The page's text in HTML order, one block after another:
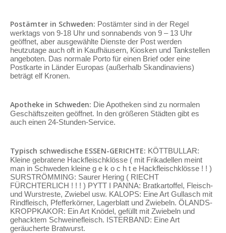
Postämter in Schweden: Postämter sind in der Regel
werktags von 9-18 Uhr und sonnabends von 9 – 13 Uhr
geöffnet, aber ausgewählte Dienste der Post werden
heutzutage auch oft in Kaufhäusern, Kiosken und Tankstellen
angeboten. Das normale Porto für einen Brief oder eine
Postkarte in Länder Europas (außerhalb Skandinaviens)
beträgt elf Kronen.
Apotheke in Schweden: Die Apotheken sind zu normalen
Geschäftszeiten geöffnet. In den größeren Städten gibt es
auch einen 24-Stunden-Service.
Typisch schwedische ESSEN-GERICHTE: KÖTTBULLAR:
Kleine gebratene Hackfleischklösse ( mit Frikadellen meint
man in Schweden kleine g e k o c h t e Hackfleischklösse ! ! )
SURSTRÖMMING: Saurer Hering ( RIECHT
FÜRCHTERLICH ! ! ! ) PYTT I PANNA: Bratkartoffel, Fleisch-
und Wurstreste, Zwiebel usw. KALOPS: Eine Art Gullasch mit
Rindfleisch, Pfefferkörner, Lagerblatt und Zwiebeln. ÖLANDS-
KROPPKAKOR: Ein Art Knödel, gefüllt mit Zwiebeln und
gehacktem Schweinefleisch. ISTERBAND: Eine Art
geräucherte Bratwurst.